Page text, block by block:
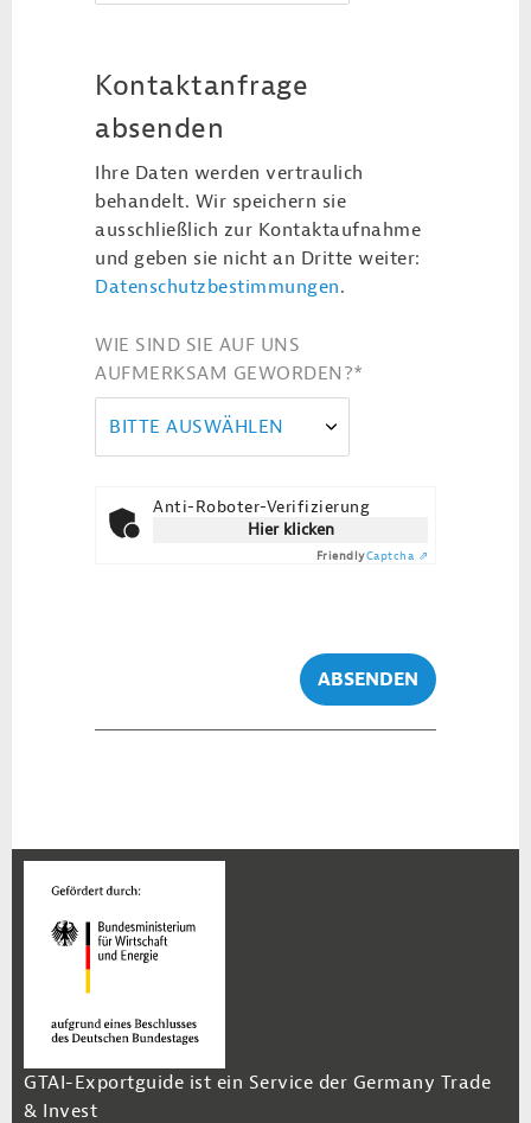
Kontaktanfrage
absenden
Ihre Daten werden vertraulich
behandelt. Wir speichern sie
ausschließlich zur Kontaktaufnahme
und geben sie nicht an Dritte weiter:
Datenschutzbestimmungen.
WIE SIND SIE AUF UNS
AUFMERKSAM GEWORDEN?*
BITTE AUSWÄHLEN
Anti-Roboter-Verifizierung
Hier klicken
FriendlyCaptcha ⇗
ABSENDEN
GTAI-Exportguide ist ein Service der Germany Trade
& Invest